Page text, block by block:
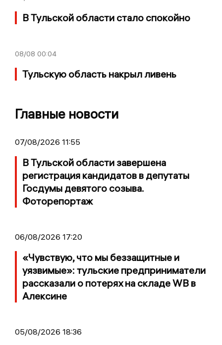
В Тульской области стало спокойно
08/08 00:04
Тульскую область накрыл ливень
Главные новости
07/08/2026 11:55
В Тульской области завершена
регистрация кандидатов в депутаты
Госдумы девятого созыва.
Фоторепортаж
06/08/2026 17:20
«Чувствую, что мы беззащитные и
уязвимые»: тульские предприниматели
рассказали о потерях на складе WB в
Алексине
05/08/2026 18:36